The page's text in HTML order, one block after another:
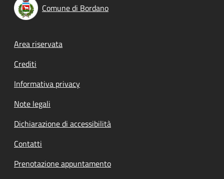
Comune di Bordano
Footer menu
Area riservata
Crediti
Informativa privacy
Note legali
Dichiarazione di accessibilità
Contatti
Prenotazione appuntamento